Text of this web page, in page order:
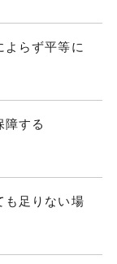
よらず平等に
障する
も足りない場